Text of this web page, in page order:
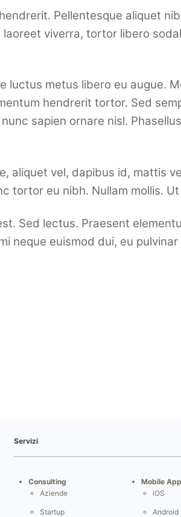
Pellentesque aliquet
viverra, tortor libero
metus libero eu augue.
hendrerit tortor. Sed
sapien ornare nisl.
aliquet vel, dapibus id, mattis
tortor eu nibh. Nullam mollis.
Sed lectus. Praesent
neque euismod dui, eu
Servizi
Consulting
Aziende
Startup
Mobile
iOS
Android